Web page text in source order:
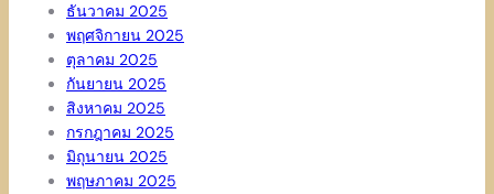
ธันวาคม 2025
พฤศจิกายน 2025
ตุลาคม 2025
กันยายน 2025
สิงหาคม 2025
กรกฎาคม 2025
มิถุนายน 2025
พฤษภาคม 2025